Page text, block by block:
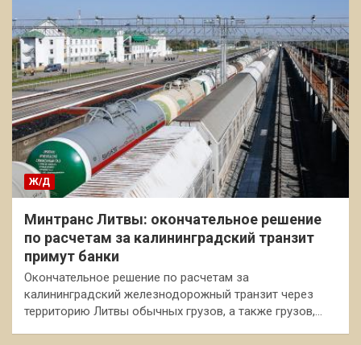
Ж/Д
Минтранс Литвы: окончательное решение
по расчетам за калининградский транзит
примут банки
Окончательное решение по расчетам за
калининградский железнодорожный транзит через
территорию Литвы обычных грузов, а также грузов,…